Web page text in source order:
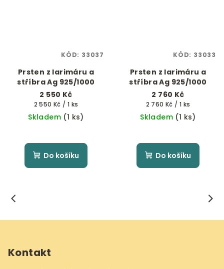
Prsten z larimáru a
stříbra Ag 925/1000
2 550 Kč
Měrná
cena:
2 550 Kč / 1 ks
Skladem (1 ks)
Do košíku
KÓD: 33037
Prsten z larimáru a
stříbra Ag 925/1000
2 760 Kč
Měrná
cena:
2 760 Kč / 1 ks
Skladem (1 ks)
Do košíku
KÓD: 33033
Kontakt